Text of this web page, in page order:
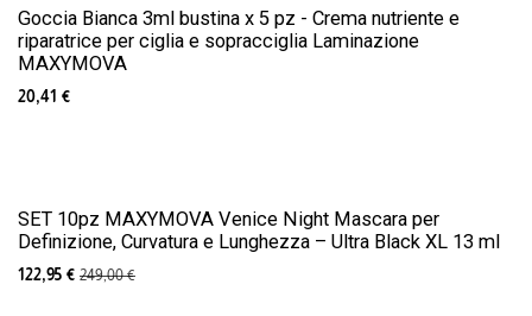
Goccia Bianca 3ml bustina x 5 pz - Crema nutriente e
riparatrice per ciglia e sopracciglia Laminazione
MAXYMOVA
20,41 €
SET 10pz MAXYMOVA Venice Night Mascara per
Definizione, Curvatura e Lunghezza – Ultra Black XL 13 ml
122,95 € 249,00€